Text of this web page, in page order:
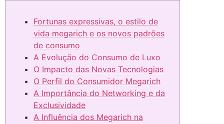
Fortunas expressivas, o estilo de
vida megarich e os novos padrões
de consumo
A Evolução do Consumo de Luxo
O Impacto das Novas Tecnologias
O Perfil do Consumidor Megarich
A Importância do Networking e da
Exclusividade
A Influência dos Megarich na